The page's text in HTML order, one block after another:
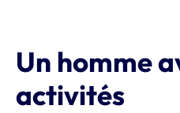
Un homme
activités